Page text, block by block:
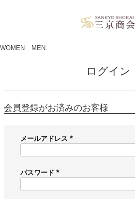
WOMEN MEN
ログイン
会員登録がお済みのお客様
メールアドレス
必
)
パスワード
必